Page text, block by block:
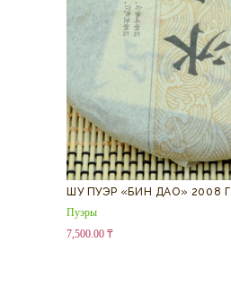
ШУ ПУЭР «БИН ДАО» 2008 Г.
Пуэры
7,500.00 ₸